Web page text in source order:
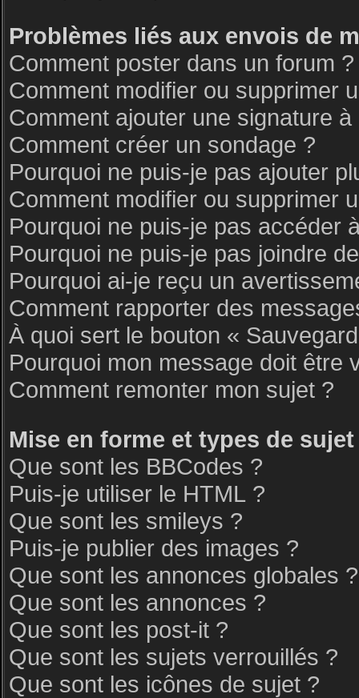
Problèmes liés aux envois de
Comment poster dans un forum ?
Comment modifier ou supprimer
Comment ajouter une signature
Comment créer un sondage ?
Pourquoi ne puis-je pas ajouter
Comment modifier ou supprimer
Pourquoi ne puis-je pas accéder
Pourquoi ne puis-je pas joindre
Pourquoi ai-je reçu un
Comment rapporter des
À quoi sert le bouton «
Pourquoi mon message doit être
Comment remonter mon sujet ?
Mise en forme et types de sujet
Que sont les BBCodes ?
Puis-je utiliser le HTML ?
Que sont les smileys ?
Puis-je publier des images ?
Que sont les annonces globales ?
Que sont les annonces ?
Que sont les post-it ?
Que sont les sujets verrouillés ?
Que sont les icônes de sujet ?